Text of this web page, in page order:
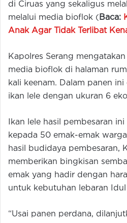
di Ciruas yang sekaligus
melalui media bioflok ( Baca:
Anak Agar Tidak Terlibat
Kapolres Serang
media bioflok di halaman
kali keenam. Dalam panen
ikan lele dengan ukuran 6
Ikan lele hasil pembesaran
kepada 50 emak-emak
hasil budidaya pembesaran,
memberikan bingkisan
emak yang hadir dengan
untuk kebutuhan lebaran
“Usai panen perdana,